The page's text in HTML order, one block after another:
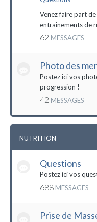
Venez faire part
entrainements de
62 MESSAGES
Photo des
Postez ici vos
progression !
42 MESSAGES
NUTRITION
Questions
Postez ici vos
688 MESSAGES
Prise de